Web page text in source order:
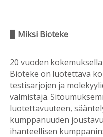
Miksi Bioteke
20 vuoden
Bioteke on luotettava
testisarjojen ja
valmistaja.
luotettavuuteen,
kumppanuuden
ihanteellisen kumppanin: